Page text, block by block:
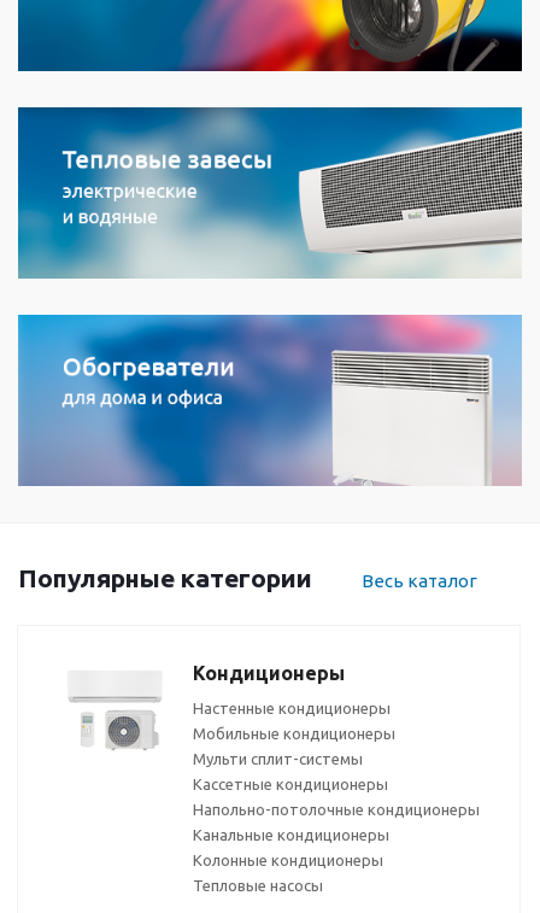
Популярные категории Весь каталог
Кондиционеры
Настенные кондиционеры
Мобильные кондиционеры
Мульти сплит-системы
Кассетные кондиционеры
Напольно-потолочные кондиционеры
Канальные кондиционеры
Колонные кондиционеры
Тепловые насосы